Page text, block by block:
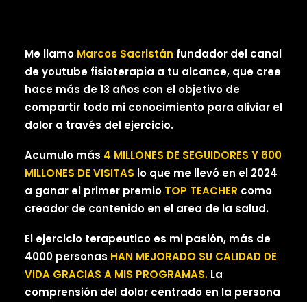
Me llamo Marcos Sacristán fundador del canal
de youtube fisioterapia a tu alcance, que cree
hace más de 13 años con el objetivo de
compartir todo mi conocimiento para aliviar el
dolor a través del ejercicio.
Acumulo más 4 MILLONES DE SEGUIDORES Y 600
MILLONES DE VISITAS lo que me llevó en el 2024
a ganar el primer premio TOP TEACHER como
creador de contenido en el area de la salud.
El ejercicio terapeutico es mi pasión, más de
4000 personas HAN MEJORADO SU CALIDAD DE
VIDA GRACIAS A MIS PROGRAMAS. La
comprensión del dolor centrado en la persona